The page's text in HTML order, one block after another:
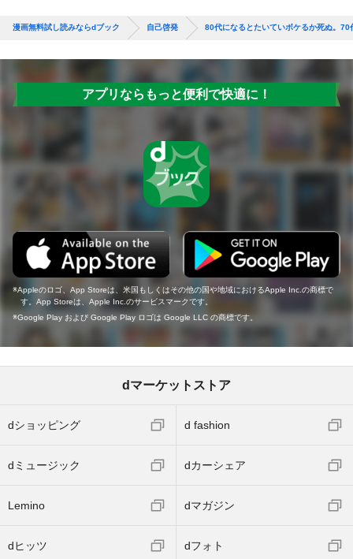
漫画無料試し読みならdブック 自己啓発 80代になるとたいていボケるか死ぬ。
アプリならもっと便利で快適に！
Appleのロゴ、App Storeは、米国もしくはその他の国や地域におけるApple Inc.の商標で
す。App Storeは、Apple Inc.のサービスマークです。
Google Play および Google Play ロゴは Google LLC の商標です。
dマーケットストア
dショッピング d fashion
dミュージック dカーシェア
Lemino dマガジン
dヒッツ dフォト